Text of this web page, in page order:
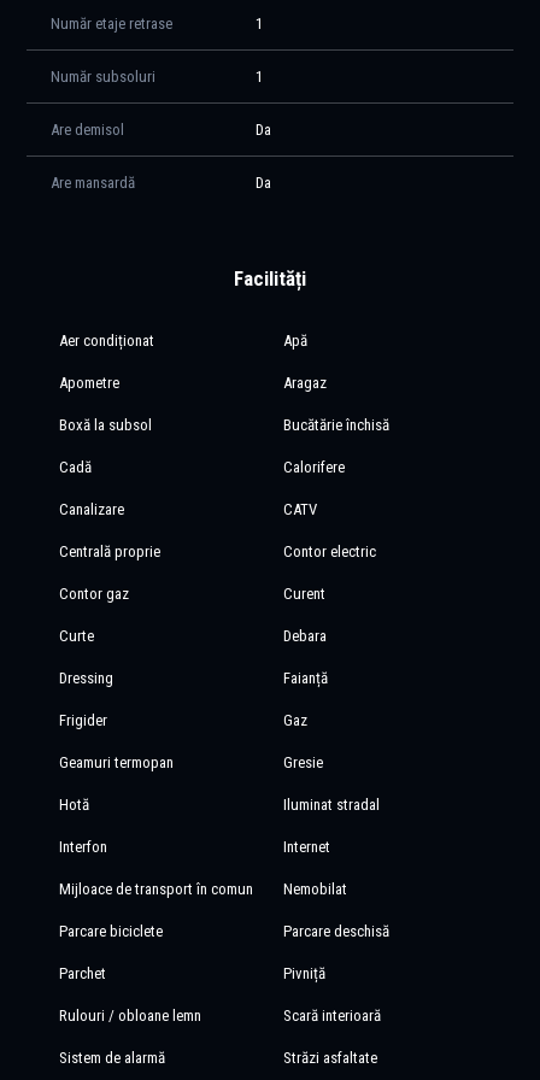
Număr etaje retrase 1
Număr subsoluri 1
Are demisol Da
Are mansardă Da
Facilități
Aer condiționat Apă
Apometre Aragaz
Boxă la subsol Bucătărie închisă
Cadă Calorifere
Canalizare CATV
Centrală proprie Contor electric
Contor gaz Curent
Curte Debara
Dressing Faianță
Frigider Gaz
Geamuri termopan Gresie
Hotă Iluminat stradal
Interfon Internet
Mijloace de transport în comun Nemobilat
Parcare biciclete Parcare deschisă
Parchet Pivniță
Rulouri / obloane lemn Scară interioară
Sistem de alarmă Străzi asfaltate